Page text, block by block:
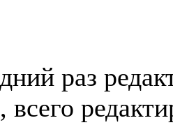
раз
всего